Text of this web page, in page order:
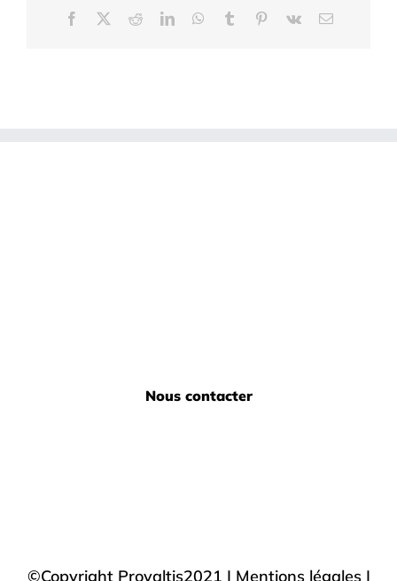
Facebook RedditLinkedInWhatsApp
Tumblr Pinterest
Vk Email
Nous contacter
©Copyright Provaltis2021 | Mentions légales |